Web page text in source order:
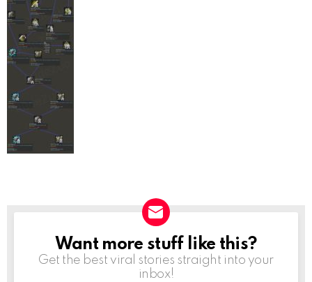
NEWSLETTER
Want more stuff like this?
Get the best viral stories straight into your
inbox!